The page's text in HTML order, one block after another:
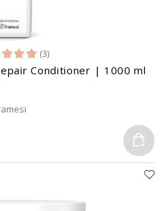
(3)
Conditioner | 1000 ml